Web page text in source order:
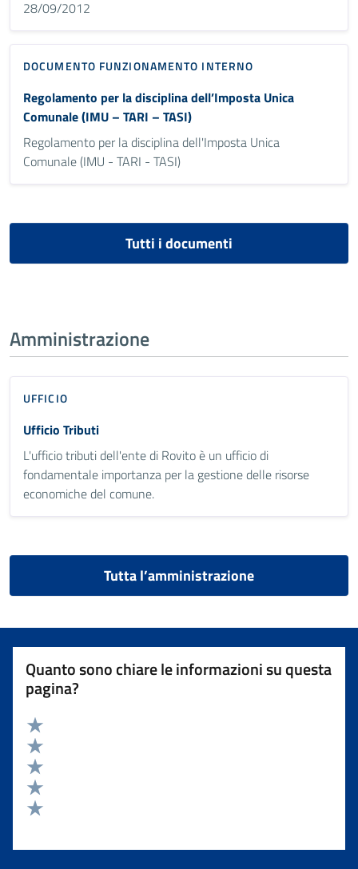
28/09/2012
DOCUMENTO FUNZIONAMENTO INTERNO
Regolamento per la disciplina dell’Imposta Unica
Comunale (IMU – TARI – TASI)
Regolamento per la disciplina dell'Imposta Unica
Comunale (IMU - TARI - TASI)
Tutti i documenti
Amministrazione
UFFICIO
Ufficio Tributi
L'ufficio tributi dell'ente di Rovito è un ufficio di
fondamentale importanza per la gestione delle risorse
economiche del comune.
Tutta l’amministrazione
Quanto sono chiare le informazioni su questa
pagina?
Valuta 5 stelle su 5
Valuta 4 stelle su 5
Valuta 3 stelle su 5
Valuta 2 stelle su 5